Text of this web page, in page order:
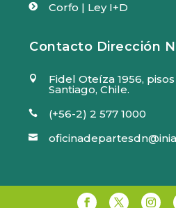
 Corfo | Ley I+D
Contacto Dirección
 Fidel Oteíza 1956, pisos
Santiago, Chile.
 (+56-2) 2 577 1000
